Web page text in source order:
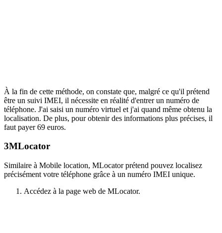
À la fin de cette méthode, on constate que, malgré ce qu'il prétend
être un suivi IMEI, il nécessite en réalité d'entrer un numéro de
téléphone. J'ai saisi un numéro virtuel et j'ai quand même obtenu la
localisation. De plus, pour obtenir des informations plus précises, il
faut payer 69 euros.
3MLocator
Similaire à Mobile location, MLocator prétend pouvez localisez
précisément votre téléphone grâce à un numéro IMEI unique.
Accédez à la page web de MLocator.